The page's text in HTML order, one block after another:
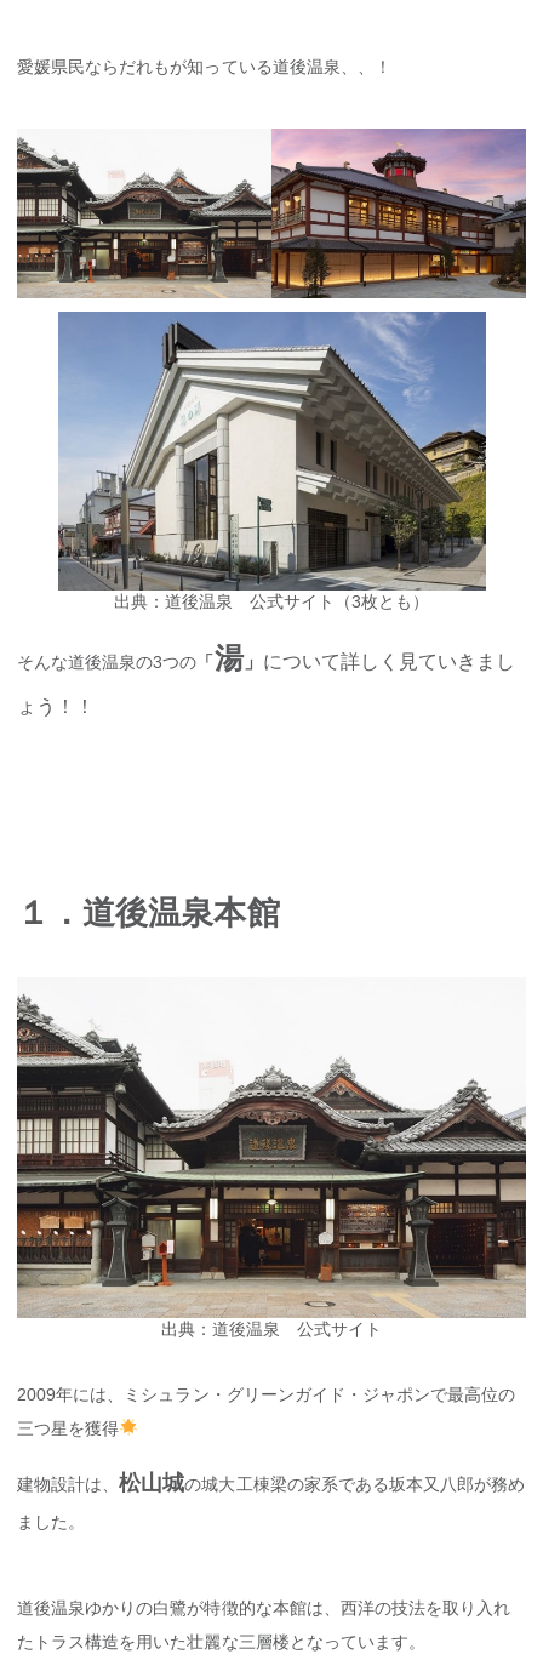
愛媛県民ならだれもが知っている道後温泉、、！
出典：道後温泉 公式サイト（3枚とも）
そんな道後温泉の3つの 「 湯」 について詳しく見ていきまし
ょう！！
１．道後温泉本館
出典：道後温泉 公式サイト
2009年には、ミシュラン・グリーンガイド・ジャポンで最高位の
三つ星を獲得
建物設計は、松山城の城大工棟梁の家系である坂本又八郎が務め
ました。
道後温泉ゆかりの白鷺が特徴的な本館は、西洋の技法を取り入れ
たトラス構造を用いた壮麗な三層楼となっています。